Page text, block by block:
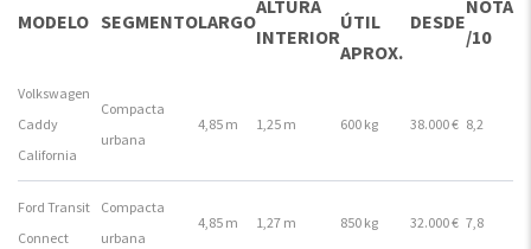
MODELO SEGMENTOLARGO
ALTURA
INTERIOR
ÚTIL
APROX.
DESDE
NOTA
/10
Volkswagen
Caddy
California
Compacta
urbana
4,85 m 1,25 m 600 kg 38.000 € 8,2
Ford Transit
Connect
Compacta
urbana
4,85 m 1,27 m 850 kg 32.000 € 7,8